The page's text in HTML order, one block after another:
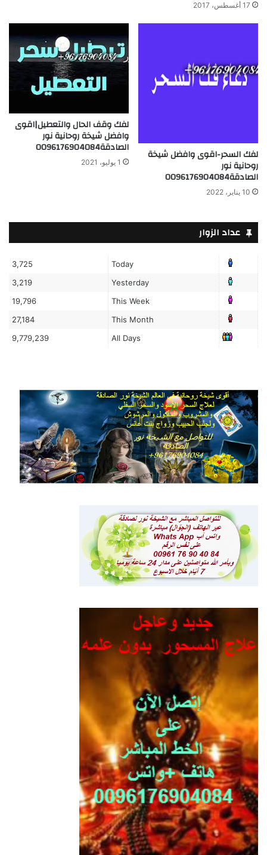
17 أغسطس، 2017
لفك السحر-اقوى وافضل شيخة
روحانية نور
الصادقة0096176904084
10 يناير، 2022
لفك وقف الحال والتعطيل|اقوى
وافضل شيخة روحانية نور
الصادقة0096176904084
1 يوليو، 2021
عداد الزوار
Today
3,725
Yesterday
3,219
This Week
19,796
This Month
27,184
All Days
9,779,239